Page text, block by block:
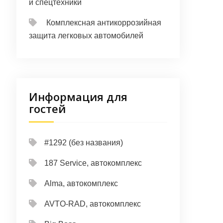
и спецтехники
Комплексная антикоррозийная
защита легковых автомобилей
Информация для
гостей
#1292 (без названия)
187 Service, автокомплекс
Alma, автокомплекс
AVTO-RAD, автокомплекс